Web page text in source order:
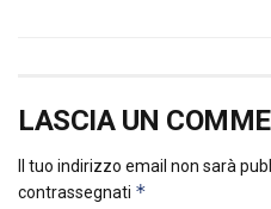
LASCIA UN
Il tuo indirizzo email non sarà
contrassegnati *